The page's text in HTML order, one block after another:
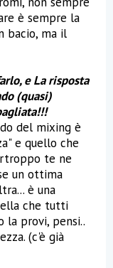
è sempre la
bacio, ma il
e La risposta
(quasi)
del mixing è
e quello che
te ne
un ottima
è una
che tutti
la provi, pensi..
(c'è già